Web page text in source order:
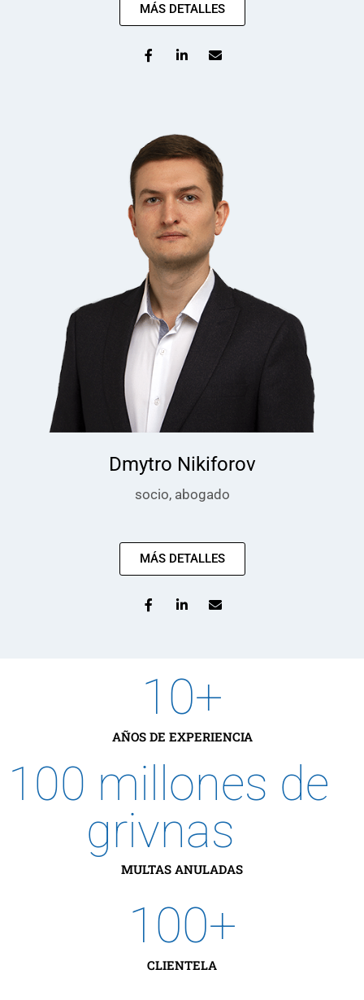
MÁS DETALLES
Dmytro Nikiforov
socio, abogado
MÁS DETALLES
AÑOS DE EXPERIENCIA
10+
MULTAS ANULADAS
100
grivnas
CLIENTELA
100+